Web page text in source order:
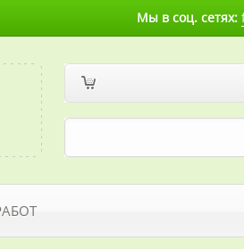
Мы в соц. сетях: